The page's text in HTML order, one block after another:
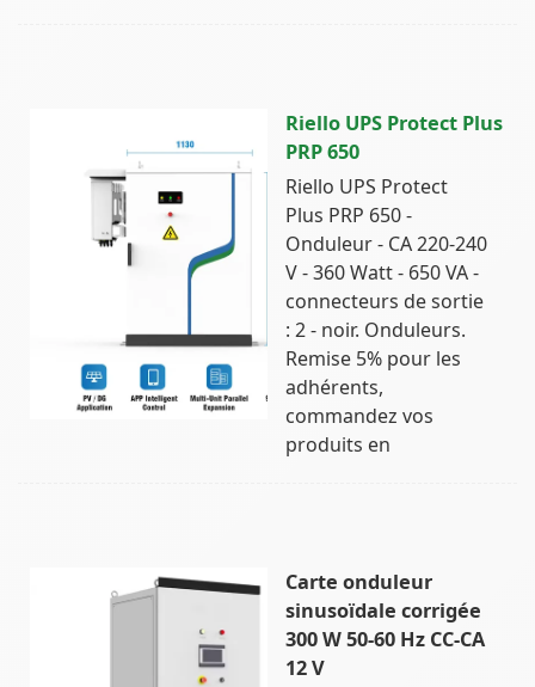
Riello UPS Protect Plus
PRP 650
Riello UPS Protect
Plus PRP 650 -
Onduleur - CA 220-240
V - 360 Watt - 650 VA -
connecteurs de sortie
: 2 - noir. Onduleurs.
Remise 5% pour les
adhérents,
commandez vos
produits en
Carte onduleur
sinusoïdale corrigée
300 W 50-60 Hz CC-CA
12 V